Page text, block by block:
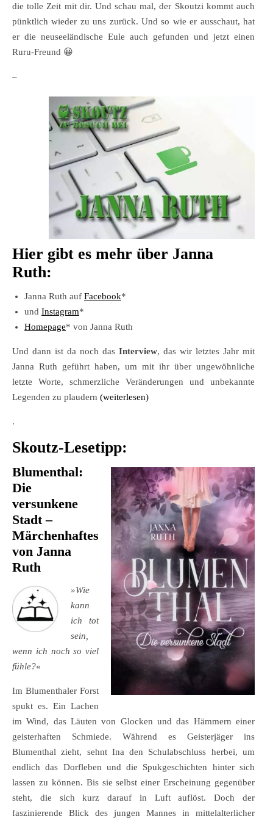
die tolle Zeit mit dir. Und schau mal, der Skoutzi kommt auch
pünktlich wieder zu uns zurück. Und so wie er ausschaut, hat
er die neuseeländische Eule auch gefunden und jetzt einen
Ruru-Freund 😀
–
Hier gibt es mehr über Janna
Ruth:
Janna Ruth auf Facebook*
und Instagram*
Homepage* von Janna Ruth
Und dann ist da noch das Interview, das wir letztes Jahr mit
Janna Ruth geführt haben, um mit ihr über ungewöhnliche
letzte Worte, schmerzliche Veränderungen und unbekannte
Legenden zu plaudern (weiterlesen)
.
Skoutz-Lesetipp:
Blumenthal:
Die
versunkene
Stadt –
Märchenhaftes
von Janna
Ruth
»Wie
kann
ich tot
sein,
wenn ich noch so viel
fühle?«
Im Blumenthaler Forst
spukt es. Ein Lachen
im Wind, das Läuten von Glocken und das Hämmern einer
geisterhaften Schmiede. Während es Geisterjäger ins
Blumenthal zieht, sehnt Ina den Schulabschluss herbei, um
endlich das Dorfleben und die Spukgeschichten hinter sich
lassen zu können. Bis sie selbst einer Erscheinung gegenüber
steht, die sich kurz darauf in Luft auflöst. Doch der
faszinierende Blick des jungen Mannes in mittelalterlicher